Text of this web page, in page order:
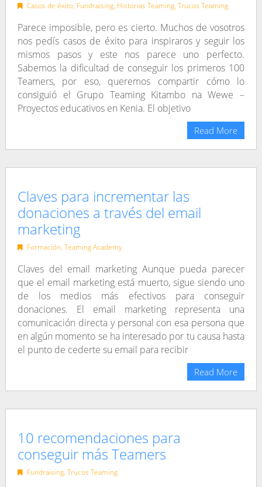
Casos de éxito, Fundraising, Historias Teaming, Trucos Teaming
Parece imposible, pero es cierto. Muchos de vosotros
nos pedís casos de éxito para inspiraros y seguir los
mismos pasos y este nos parece uno perfecto.
Sabemos la dificultad de conseguir los primeros 100
Teamers, por eso, queremos compartir cómo lo
consiguió el Grupo Teaming Kitambo na Wewe –
Proyectos educativos en Kenia. El objetivo
Read More
Claves para incrementar las
donaciones a través del email
marketing
Formación, Teaming Academy
Claves del email marketing Aunque pueda parecer
que el email marketing está muerto, sigue siendo uno
de los medios más efectivos para conseguir
donaciones. El email marketing representa una
comunicación directa y personal con esa persona que
en algún momento se ha interesado por tu causa hasta
el punto de cederte su email para recibir
Read More
10 recomendaciones para
conseguir más Teamers
Fundraising, Trucos Teaming